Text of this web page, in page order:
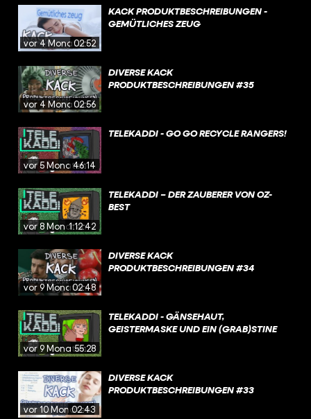
vor 4 Monaten
02:52
KACK PRODUKTBESCHREIBUNGEN -
GEMÜTLICHES ZEUG
vor 4 Monaten
02:56
DIVERSE KACK
PRODUKTBESCHREIBUNGEN #35
vor 5 Monaten
46:14
TELEKADDI - GO GO RECYCLE RANGERS!
vor 8 Monaten
1:12:42
TELEKADDI – DER ZAUBERER VON OZ-
BEST
vor 9 Monaten
02:48
DIVERSE KACK
PRODUKTBESCHREIBUNGEN #34
vor 9 Monaten55:28
TELEKADDI - GÄNSEHAUT,
GEISTERMASKE UND EIN (GRAB)STINE
vor 10 Monaten
02:43
DIVERSE KACK
PRODUKTBESCHREIBUNGEN #33